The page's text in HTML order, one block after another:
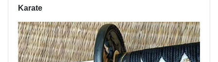
Karate